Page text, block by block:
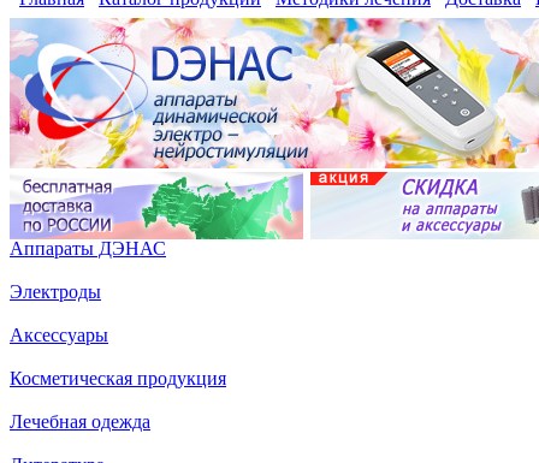
Аппараты ДЭНАС
Электроды
Аксессуары
Косметическая продукция
Лечебная одежда